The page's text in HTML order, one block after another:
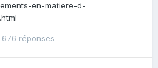
en-matiere-d-
676 réponses